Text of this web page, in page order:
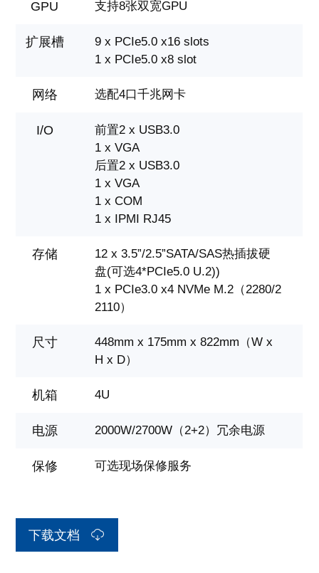
GPU 支持8张双宽GPU
扩展槽
9 x PCIe5.0 x16 slots
1 x PCIe5.0 x8 slot
网络 选配4口千兆网卡
I/O
前置2 x USB3.0
1 x VGA
后置2 x USB3.0
1 x VGA
1 x COM
1 x IPMI RJ45
存储
12 x 3.5”/2.5”SATA/SAS热插拔硬
盘(可选4*PCIe5.0 U.2))
1 x PCIe3.0 x4 NVMe M.2（2280/2
2110）
尺寸
448mm x 175mm x 822mm（W x
H x D）
机箱 4U
电源 2000W/2700W（2+2）冗余电源
保修 可选现场保修服务
下载文档